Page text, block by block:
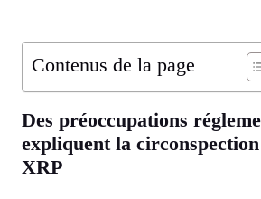
Contenus de la page
Des préoccupations
expliquent la
XRP